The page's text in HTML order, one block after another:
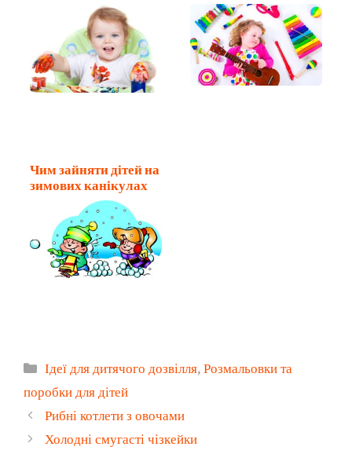
Чим зайняти дітей на
зимових канікулах
Категорії
Ідеї для дитячого дозвілля,Розмальовки та
поробки для дітей
Рибні котлети з овочами
Холодні смугасті чізкейки